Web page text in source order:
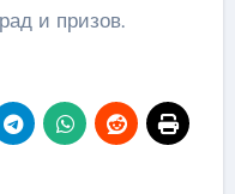
и призов.